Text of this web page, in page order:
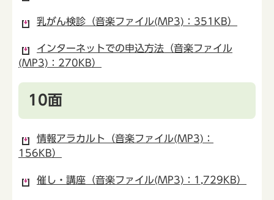
乳がん検診（音楽ファイル(MP3)：351KB）
インターネットでの申込方法（音楽ファイル
(MP3)：270KB）
10面
情報アラカルト（音楽ファイル(MP3)：
156KB）
催し・講座（音楽ファイル(MP3)：1,729KB）